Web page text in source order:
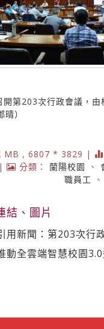
第203次行政會議，由
晴）
MB , 6807 * 3829 |
| 分類： 蘭陽校園 、
職員工
、
結、圖片
用新聞：第203次行
動全雲端智慧校園